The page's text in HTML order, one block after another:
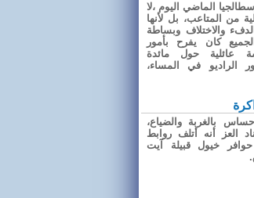
الماضي اليوم ،لا
من المتاعب، بل لأنها
والاختلاف وبساطة
كان يفرح بأمور
عائلية حول مائدة
الراديو في المساء،
بالغربة والضياع،
العز أنه أتلف روابط
حوافر خيول قبيلة آيت